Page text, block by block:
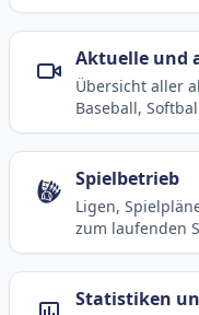
Aktuelle und
Übersicht aller
Baseball,
Spielbetrieb
Ligen,
zum laufenden
Statistiken